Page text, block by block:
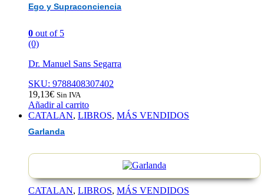
Ego y Supraconciencia
0 out of 5
(0)
Dr. Manuel Sans Segarra
SKU: 9788408307402
19,13€ Sin IVA
Añadir al carrito
CATALAN, LIBROS, MÁS VENDIDOS
Garlanda
CATALAN, LIBROS, MÁS VENDIDOS